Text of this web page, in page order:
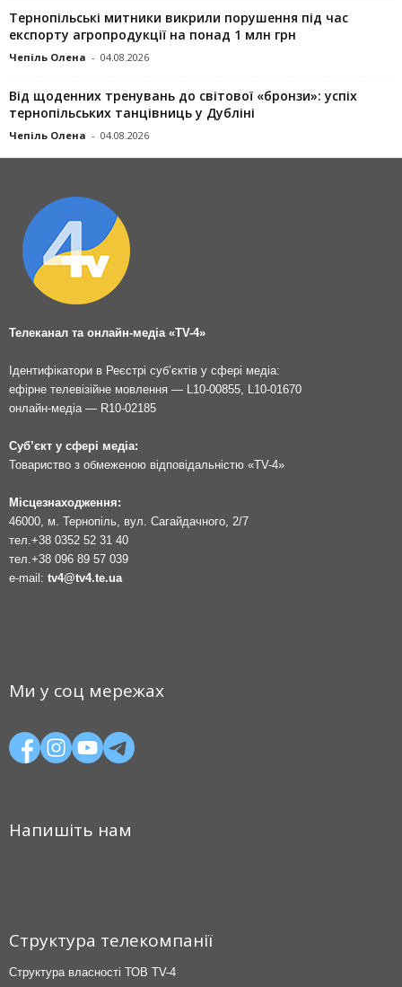
Тернопільські митники викрили порушення під час
експорту агропродукції на понад 1 млн грн
Чепіль Олена - 04.08.2026
Від щоденних тренувань до світової «бронзи»: успіх
тернопільських танцівниць у Дубліні
Чепіль Олена - 04.08.2026
Телеканал та онлайн-медіа «TV-4»
Ідентифікатори в Реєстрі суб’єктів у сфері медіа:
ефірне телевізійне мовлення — L10-00855, L10-01670
онлайн-медіа — R10-02185
Суб’єкт у сфері медіа:
Товариство з обмеженою відповідальністю «TV-4»
Місцезнаходження:
46000, м. Тернопіль, вул. Сагайдачного, 2/7
тел. +38 0352 52 31 40
тел. +38 096 89 57 039
e-mail: tv4@tv4.te.ua
Ми у соц мережах
Напишіть нам
Структура телекомпанії
Структура власності ТОВ TV-4